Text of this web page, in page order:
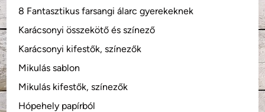
8 Fantasztikus farsangi álarc gyerekeknek
Karácsonyi összekötő és színező
Karácsonyi kifestők, színezők
Mikulás sablon
Mikulás kifestők, színezők
Hópehely papírból